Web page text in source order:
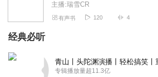
主播:瑞雪CR
有声书 120 4
经典必听
专辑播放量超11.3亿